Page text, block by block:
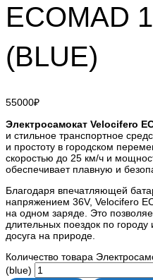
ECOMAD
(BLUE)
55000₽
Электросамокат Velocifero
и стильное транспортное
и простоту в городском
скоростью до 25 км/ч и
обеспечивает плавную и
Благодаря впечатляющей
напряжением 36V, Velocifero
на одном заряде. Это
длительных поездок по
досуга на природе.
Количество товара
(blue)